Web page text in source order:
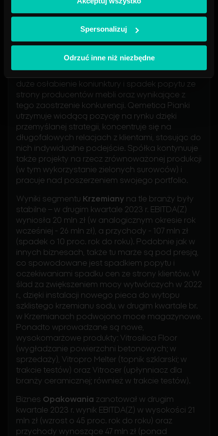
Spersonalizuj
Odrzuć inne niż niezbędne
insektycydy.
W pierwszym półroczu 2023 r. biznes
osiągnął wynik EBITDA(Z) wynoszący 16 mln zł,
(wobec 180 mln w analogicznym okresie rok
duże osłabienie koniunktury i spadek popytu ze
strony producentów mebli oraz wynikające z
tego zaostrzenie konkurencji. Qemetica Pianki
utrzymuje wiodącą pozycję na rynku dzięki
przemyślanej strategii, koncentruje się na
długofalowych relacjach z klientami, stosując do
nich indywidualne podejście. Spółka kontynuuje
także projekty na rzecz zrównoważonej produkcji
(w tym wykorzystanie zielonych surowców) i
pracuje nad poszerzeniem swojego portfolio.
Wyniki segmentu Krzemiany na tle branży były
stabilne – w drugim kwartale 2023 r. EBITDA(Z)
wyniosła 20 mln zł (w analogicznym okresie rok
wcześniej - 26 mln zł), a przychody - 107 mln zł
(spadek o 10 proc. rok do roku). Podobnie jak w
innych biznesach, także tu marże są pod presją,
co spowodowane jest spadkiem popytu i
oczekiwaniami spadku cen ze strony klientów. W
ślad za zwiększeniem mocy wytwórczych w 2022
r., dzięki instalacji nowego pieca do wytopu
szklistego krzemianu sodu, w drugim kwartale br.
w Krzemianach podwojono moce magazynowe.
Ponadto wprowadzane są nowe,
wysokomarżowe produkty: Vitrosilica Floor
(wygładzanie powierzchni betonowych; w
sprzedaży), Vitropro Melter (topnik szklarski; w
trakcie testów) oraz Vitrocer (upłynniacz dla
branży ceramicznej; również w trakcie testów).
Biznes Opakowania zanotował w drugim
kwartale 2023 r. wynik EBITDA(Z) w wysokości 21
mln zł (wzrost o 45 proc. rok do roku) oraz
przychody wynoszące 47 mln zł (ponad